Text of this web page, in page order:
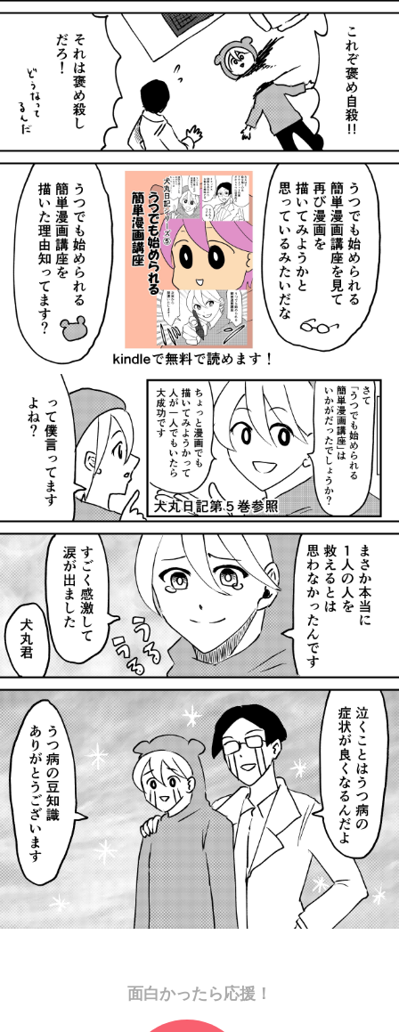
面白かったら応援！